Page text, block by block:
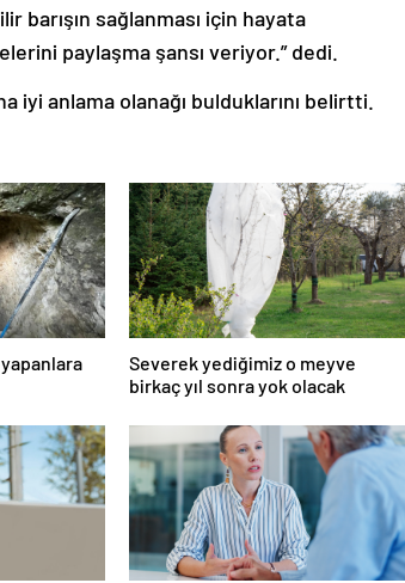
barışın sağlanması için hayata
paylaşma şansı veriyor.” dedi.
iyi anlama olanağı bulduklarını belirtti.
yapanlara
Severek yediğimiz o meyve
birkaç yıl sonra yok olacak